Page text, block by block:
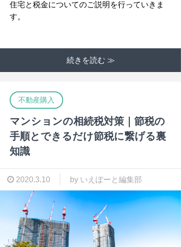
住宅と税金についてのご説明を行っていきま
す。
続きを読む ≫
不動産購入
マンションの相続税対策｜節税の
手順とできるだけ節税に繋げる裏
知識
2020.3.10 by いえぽーと編集部